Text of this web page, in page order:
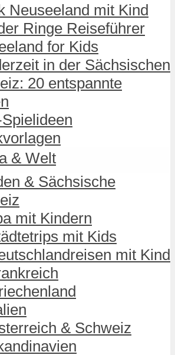
Neuseeland mit Kind
Ringe Reiseführer
for Kids
in der Sächsischen
20 entspannte
& Welt
& Sächsische
mit Kindern
mit Kids
mit Kind
& Schweiz